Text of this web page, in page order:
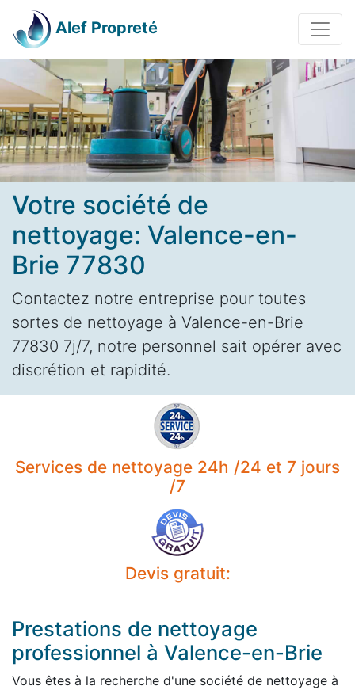
Alef Propreté
Votre société de
nettoyage: Valence-en-
Brie 77830
Contactez notre entreprise pour toutes
sortes de nettoyage à Valence-en-Brie
77830 7j/7, notre personnel sait opérer avec
discrétion et rapidité.
Services de nettoyage 24h /24 et 7 jours
/7
Devis gratuit:
Prestations de nettoyage
professionnel à Valence-en-Brie
Vous êtes à la recherche d'une société de nettoyage à